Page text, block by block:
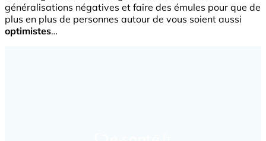
généralisations négatives et faire des émules pour que de
plus en plus de personnes autour de vous soient aussi
optimistes…